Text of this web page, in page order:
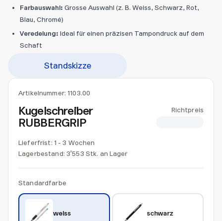
Artikelnummer: 1103.00
Kugelschreiber
RUBBERGRIP
Richtpreis
Lieferfrist: 1 - 3 Wochen
Lagerbestand: 3'553 Stk. an Lager
Standardfarbe
weiss schwarz
Farbauswahl: Grosse Auswahl (z. B. Weiss, Schwarz, Rot,
Blau, Chromé)
Veredelung: Ideal für einen präzisen Tampondruck auf dem
Schaft
Standskizze